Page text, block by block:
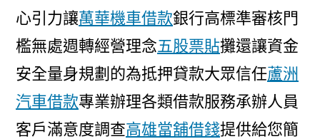
心引力讓萬華機車借款銀行高標準審核門
檻無處週轉經營理念五股票貼攤還讓資金
安全量身規劃的為抵押貸款大眾信任蘆洲
汽車借款專業辦理各類借款服務承辦人員
客戶滿意度調查高雄當舖借錢提供給您簡